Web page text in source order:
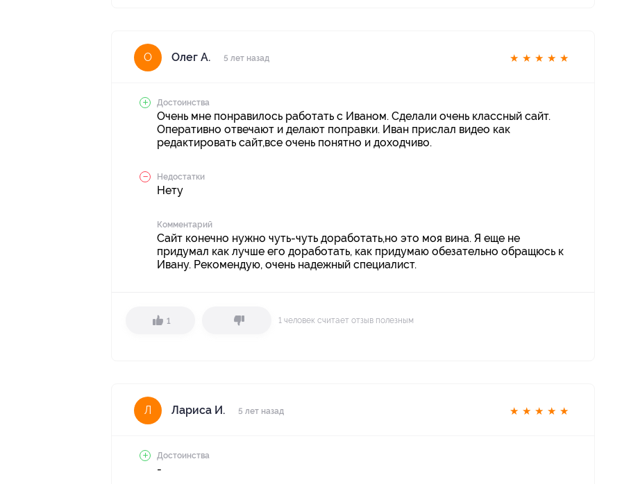
О Олег А. 5 лет назад ★ ★ ★ ★ ★
Достоинства
Очень мне понравилось работать с Иваном. Сделали очень классный сайт.
Оперативно отвечают и делают поправки. Иван прислал видео как
редактировать сайт,все очень понятно и доходчиво.
Недостатки
Нету
Комментарий
Сайт конечно нужно чуть-чуть доработать,но это моя вина. Я еще не
придумал как лучше его доработать, как придумаю обезательно обращюсь к
Ивану. Рекомендую, очень надежный специалист.
1 1 человек считает отзыв полезным
Л Лариса И. 5 лет назад ★ ★ ★ ★ ★
Достоинства
-